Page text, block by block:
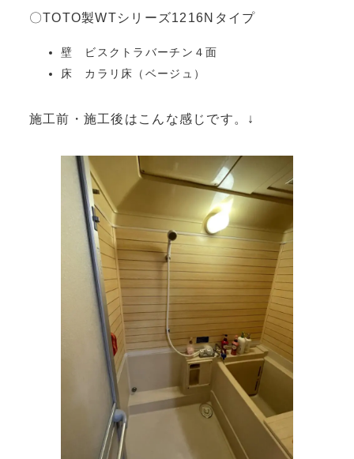
〇TOTO製WTシリーズ1216Nタイプ
壁 ビスクトラバーチン４面
床 カラリ床（ベージュ）
施工前・施工後はこんな感じです。↓